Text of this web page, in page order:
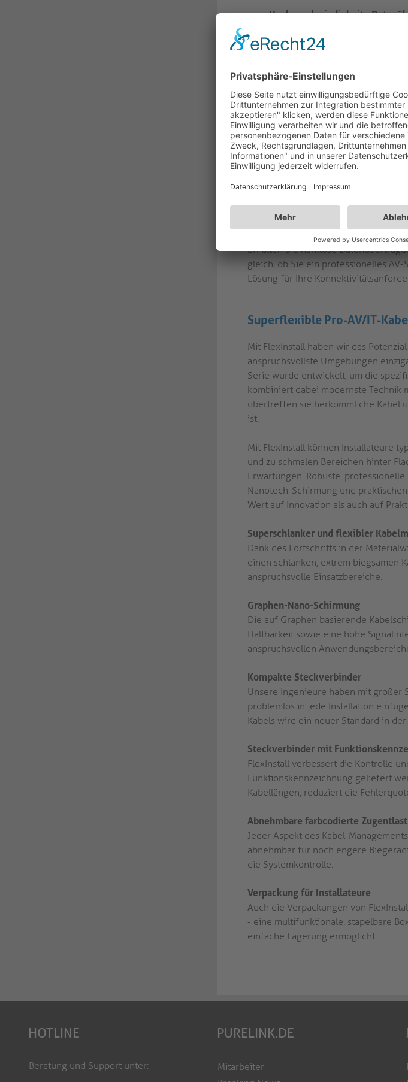
Hochgeschwindigkeits-
ermöglicht blitzschnelle
oder große Dateien übertragen,
zu einem Kinderspiel. Mit
Räume und komplexe
Premium-Kupferleiter:
Signalübertragung und
Halogenfreier Mantel:
Der
Dieser Mantel bietet Schutz vor
Power over Ethernet:
Mit
und leistungsstärksten PoE-
Überlegene Konnektivität mit dem
Erhalten Sie nahtlose
gleich, ob Sie ein professionelles
Lösung für Ihre
Superflexible Pro-AV/IT-
Mit FlexInstall haben wir das
anspruchsvollste Umgebungen
Serie wurde entwickelt, um die
kombiniert dabei modernste Technik
übertreffen sie herkömmliche Kabel
ist.
Mit FlexInstall können Installateure
und zu schmalen Bereichen hinter
Erwartungen. Robuste,
Nanotech-Schirmung und
Wert auf Innovation als auch auf
Superschlanker und flexibler
Dank des Fortschritts in der
einen schlanken, extrem biegsamen
anspruchsvolle Einsatzbereiche.
Graphen-Nano-Schirmung
Die auf Graphen basierende
Haltbarkeit sowie eine hohe
anspruchsvollen
Kompakte Steckverbinder
Unsere Ingenieure haben mit großer
problemlos in jede Installation
Kabels wird ein neuer Standard in
Steckverbinder mit
FlexInstall verbessert die Kontrolle
Funktionskennzeichnung geliefert
Kabellängen, reduziert die
Abnehmbare farbcodierte
Jeder Aspekt des Kabel-
abnehmbar für noch engere
die Systemkontrolle.
Verpackung für Installateure
Auch die Verpackungen von
- eine multifunktionale, stapelbare
einfache Lagerung ermöglicht.
HOTLINE
Beratung und Support unter:
PURELINK.DE
Mitarbeiter